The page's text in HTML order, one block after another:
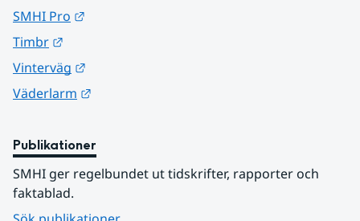
SMHI Pro
Timbr
Vinterväg
Väderlarm
Publikationer
SMHI ger regelbundet ut tidskrifter, rapporter och
faktablad.